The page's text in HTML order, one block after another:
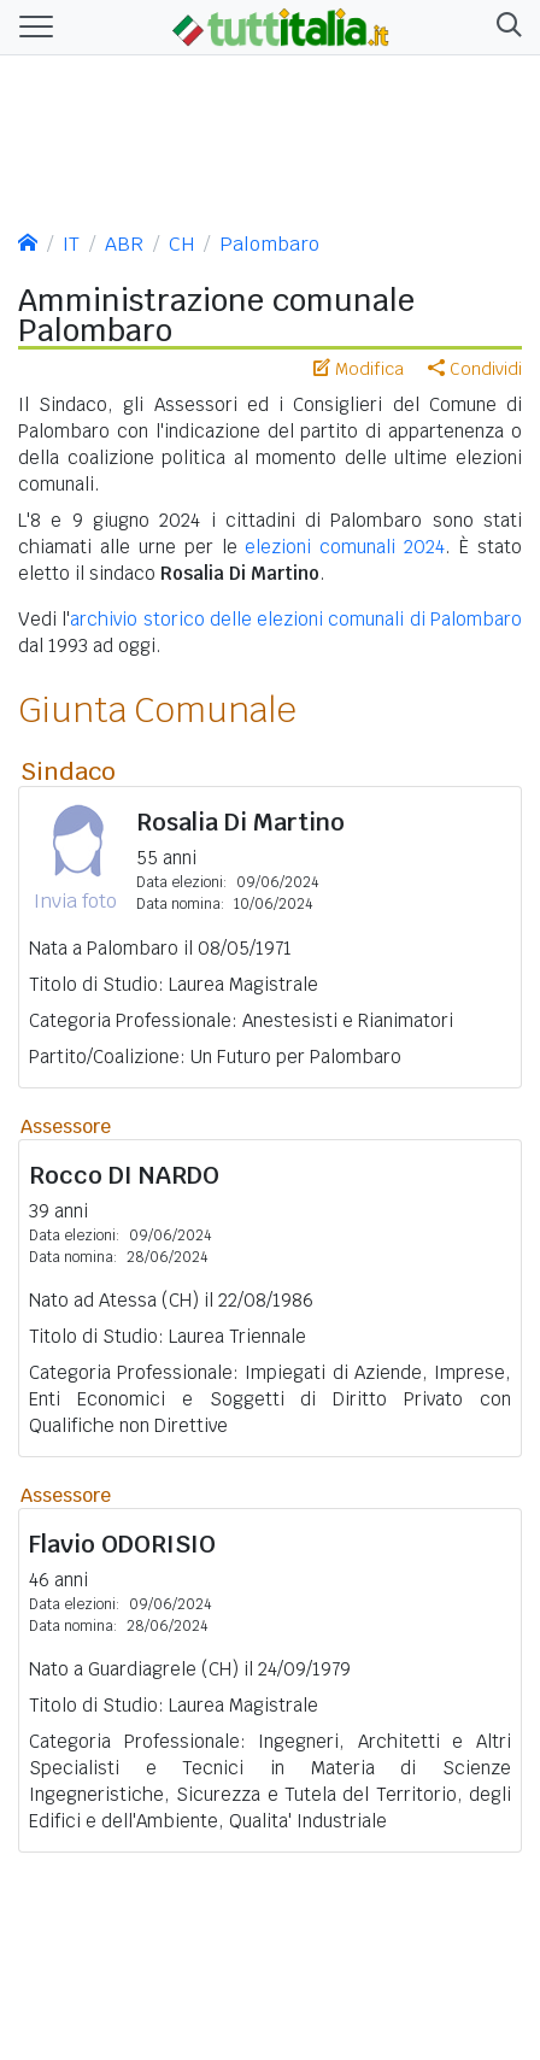
IT ABR CH Palombaro
Amministrazione comunale
Palombaro
Modifica Condividi
Il Sindaco, gli Assessori ed i Consiglieri del Comune di
Palombaro con l'indicazione del partito di appartenenza o
della coalizione politica al momento delle ultime elezioni
comunali.
L'8 e 9 giugno 2024 i cittadini di Palombaro sono stati
chiamati alle urne per le elezioni comunali 2024. È stato
eletto il sindaco Rosalia Di Martino.
Vedi l'archivio storico delle elezioni comunali di Palombaro
dal 1993 ad oggi.
Giunta Comunale
Sindaco
Invia foto
Rosalia Di Martino
55 anni
Data elezioni:
09/06/2024
Data nomina: 10/06/2024
Nata a Palombaro il 08/05/1971
Titolo di Studio: Laurea Magistrale
Categoria Professionale: Anestesisti e Rianimatori
Partito/Coalizione: Un Futuro per Palombaro
Assessore
Rocco DI NARDO
39 anni
Data elezioni:
09/06/2024
Data nomina: 28/06/2024
Nato ad Atessa (CH) il 22/08/1986
Titolo di Studio: Laurea Triennale
Categoria Professionale: Impiegati di Aziende, Imprese,
Enti Economici e Soggetti di Diritto Privato con
Qualifiche non Direttive
Assessore
Flavio ODORISIO
46 anni
Data elezioni:
09/06/2024
Data nomina: 28/06/2024
Nato a Guardiagrele (CH) il 24/09/1979
Titolo di Studio: Laurea Magistrale
Categoria Professionale: Ingegneri, Architetti e Altri
Specialisti e Tecnici in Materia di Scienze
Ingegneristiche, Sicurezza e Tutela del Territorio, degli
Edifici e dell'Ambiente, Qualita' Industriale